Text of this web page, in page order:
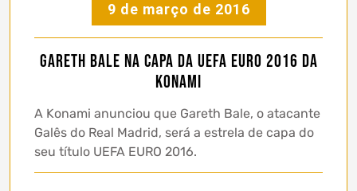
9 de março de 2016
Gareth Bale na capa da UEFA EURO 2016 da
KONAMI
A Konami anunciou que Gareth Bale, o atacante
Galês do Real Madrid, será a estrela de capa do
seu título UEFA EURO 2016.